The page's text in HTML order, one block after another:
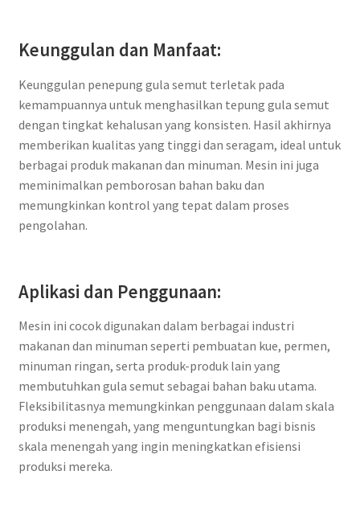
Keunggulan dan Manfaat:
Keunggulan penepung gula semut terletak pada
kemampuannya untuk menghasilkan tepung gula semut
dengan tingkat kehalusan yang konsisten. Hasil akhirnya
memberikan kualitas yang tinggi dan seragam, ideal untuk
berbagai produk makanan dan minuman. Mesin ini juga
meminimalkan pemborosan bahan baku dan
memungkinkan kontrol yang tepat dalam proses
pengolahan.
Aplikasi dan Penggunaan:
Mesin ini cocok digunakan dalam berbagai industri
makanan dan minuman seperti pembuatan kue, permen,
minuman ringan, serta produk-produk lain yang
membutuhkan gula semut sebagai bahan baku utama.
Fleksibilitasnya memungkinkan penggunaan dalam skala
produksi menengah, yang menguntungkan bagi bisnis
skala menengah yang ingin meningkatkan efisiensi
produksi mereka.